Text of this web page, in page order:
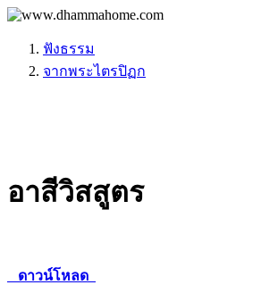
ฟังธรรม
จากพระไตรปิฏก
อาสีวิสสูตร
ดาวน์โหลด